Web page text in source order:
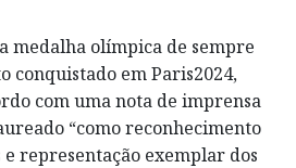
medalha olímpica de sempre
conquistado em Paris2024,
com uma nota de imprensa
“como reconhecimento
e representação exemplar dos